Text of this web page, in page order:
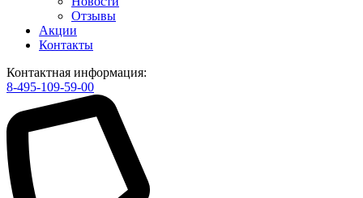
Отзывы
Акции
Контакты
Контактная информация:
8-495-109-59-00